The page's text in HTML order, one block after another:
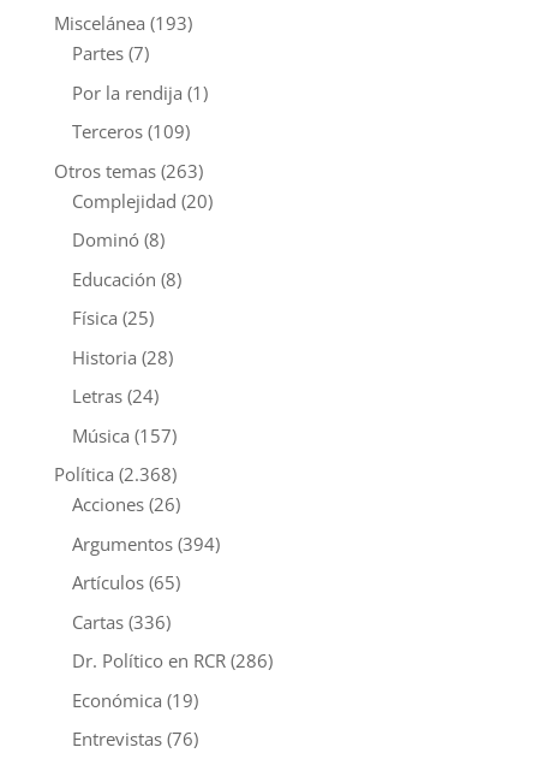
Miscelánea (193)
Partes(7)
Por la rendija (1)
Terceros(109)
Otros temas(263)
Complejidad (20)
Dominó(8)
Educación (8)
Física (25)
Historia (28)
Letras(24)
Música (157)
Política (2.368)
Acciones(26)
Argumentos(394)
Artículos(65)
Cartas(336)
Dr. Político en RCR(286)
Económica (19)
Entrevistas(76)